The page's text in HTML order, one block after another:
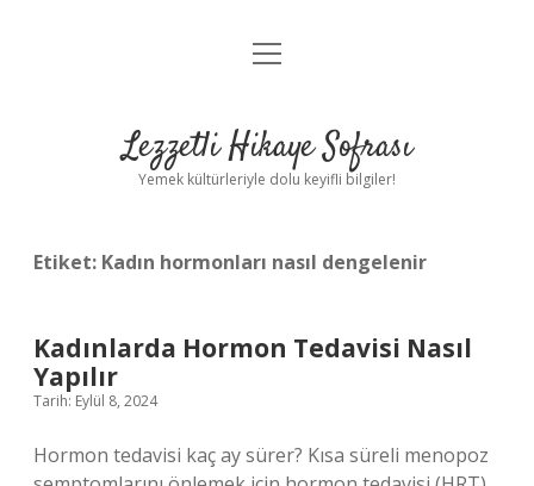
Anasayfa
Yasal Uyarı
menüyü
Lezzetli Hikaye Sofrası
Yemek kültürleriyle dolu keyifli bilgiler!
Etiket: Kadın hormonları nasıl dengelenir
Kadınlarda Hormon Tedavisi Nasıl
Yapılır
Tarih: Eylül 8, 2024
Hormon tedavisi kaç ay sürer? Kısa süreli menopoz